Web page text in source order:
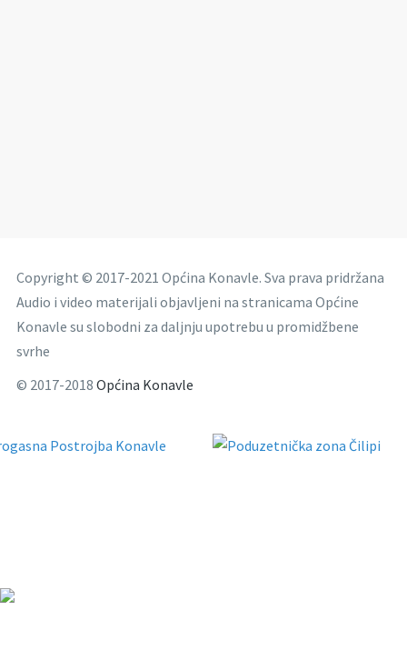
Copyright © 2017-2021 Općina Konavle. Sva prava pridržana
Audio i video materijali objavljeni na stranicama Općine
Konavle su slobodni za daljnju upotrebu u promidžbene
svrhe
© 2017-2018 Općina Konavle